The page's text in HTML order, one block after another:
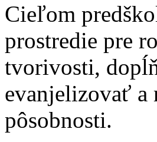
Cieľom
prostredie pre
tvorivosti,
evanjelizovať a
pôsobnosti.